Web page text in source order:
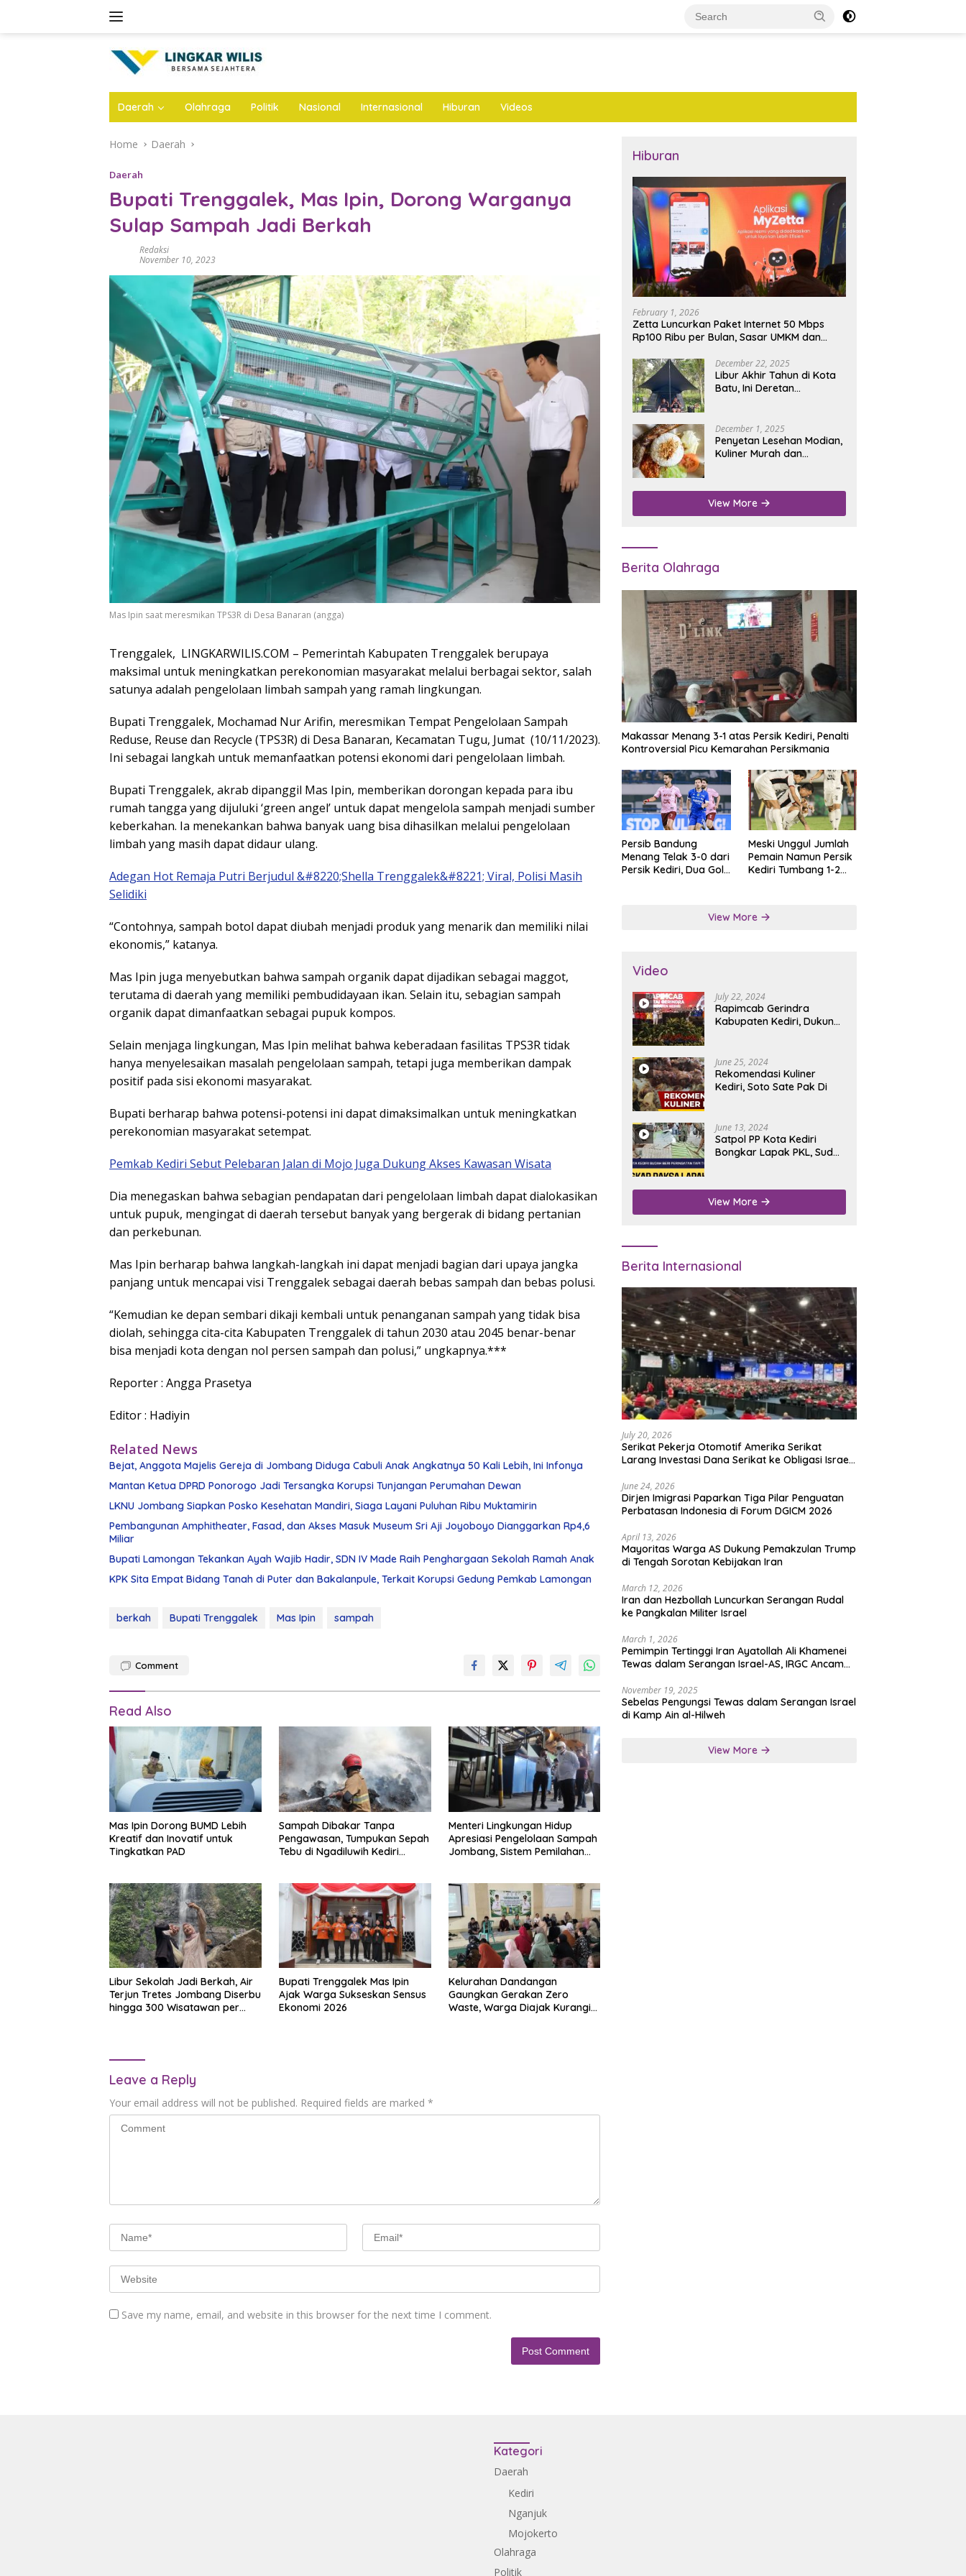
Daerah Olahraga Politik Nasional Internasional Hiburan Videos
Home Daerah
Daerah
Bupati Trenggalek, Mas Ipin, Dorong Warganya
Sulap Sampah Jadi Berkah
Redaksi
November 10, 2023
Mas Ipin saat meresmikan TPS3R di Desa Banaran (angga)
Trenggalek, LINGKARWILIS.COM – Pemerintah Kabupaten Trenggalek berupaya
maksimal untuk meningkatkan perekonomian masyarakat melalui berbagai sektor, salah
satunya adalah pengelolaan limbah sampah yang ramah lingkungan.
Bupati Trenggalek, Mochamad Nur Arifin, meresmikan Tempat Pengelolaan Sampah
Reduse, Reuse dan Recycle (TPS3R) di Desa Banaran, Kecamatan Tugu, Jumat (10/11/2023).
Ini sebagai langkah untuk memanfaatkan potensi ekonomi dari pengelolaan limbah.
Bupati Trenggalek, akrab dipanggil Mas Ipin, memberikan dorongan kepada para ibu
rumah tangga yang dijuluki ‘green angel’ untuk dapat mengelola sampah menjadi sumber
keberkahan. Ia menekankan bahwa banyak uang bisa dihasilkan melalui pengelolaan
limbah yang masih dapat didaur ulang.
Adegan Hot Remaja Putri Berjudul &#8220;Shella Trenggalek&#8221; Viral, Polisi Masih
Selidiki
“Contohnya, sampah botol dapat diubah menjadi produk yang menarik dan memiliki nilai
ekonomis,” katanya.
Mas Ipin juga menyebutkan bahwa sampah organik dapat dijadikan sebagai maggot,
terutama di daerah yang memiliki pembudidayaan ikan. Selain itu, sebagian sampah
organik dapat dimanfaatkan sebagai pupuk kompos.
Selain menjaga lingkungan, Mas Ipin melihat bahwa keberadaan fasilitas TPS3R tidak
hanya menyelesaikan masalah pengelolaan sampah, tetapi juga memberikan dampak
positif pada sisi ekonomi masyarakat.
Bupati berharap bahwa potensi-potensi ini dapat dimaksimalkan untuk meningkatkan
perekonomian masyarakat setempat.
Pemkab Kediri Sebut Pelebaran Jalan di Mojo Juga Dukung Akses Kawasan Wisata
Dia menegaskan bahwa sebagian pendapatan dari pengelolaan limbah dapat dialokasikan
untuk pupuk, mengingat di daerah tersebut banyak yang bergerak di bidang pertanian
dan perkebunan.
Mas Ipin berharap bahwa langkah-langkah ini dapat menjadi bagian dari upaya jangka
panjang untuk mencapai visi Trenggalek sebagai daerah bebas sampah dan bebas polusi.
“Kemudian ke depan sembari dikaji kembali untuk penanganan sampah yang tidak bisa
diolah, sehingga cita-cita Kabupaten Trenggalek di tahun 2030 atau 2045 benar-benar
bisa menjadi kota dengan nol persen sampah dan polusi,” ungkapnya.***
Reporter : Angga Prasetya
Editor : Hadiyin
Related News
Bejat, Anggota Majelis Gereja di Jombang Diduga Cabuli Anak Angkatnya 50 Kali Lebih, Ini Infonya
Mantan Ketua DPRD Ponorogo Jadi Tersangka Korupsi Tunjangan Perumahan Dewan
LKNU Jombang Siapkan Posko Kesehatan Mandiri, Siaga Layani Puluhan Ribu Muktamirin
Pembangunan Amphitheater, Fasad, dan Akses Masuk Museum Sri Aji Joyoboyo Dianggarkan Rp4,6
Miliar
Bupati Lamongan Tekankan Ayah Wajib Hadir, SDN IV Made Raih Penghargaan Sekolah Ramah Anak
KPK Sita Empat Bidang Tanah di Puter dan Bakalanpule, Terkait Korupsi Gedung Pemkab Lamongan
berkah Bupati Trenggalek Mas Ipin sampah
Comment
Read Also
Mas Ipin Dorong BUMD Lebih
Kreatif dan Inovatif untuk
Tingkatkan PAD
Sampah Dibakar Tanpa
Pengawasan, Tumpukan Sepah
Tebu di Ngadiluwih Kediri
Menteri Lingkungan Hidup
Apresiasi Pengelolaan Sampah
Jombang, Sistem Pemilahan
Libur Sekolah Jadi Berkah, Air
Terjun Tretes Jombang Diserbu
hingga 300 Wisatawan per
Bupati Trenggalek Mas Ipin
Ajak Warga Sukseskan Sensus
Ekonomi 2026
Kelurahan Dandangan
Gaungkan Gerakan Zero
Waste, Warga Diajak Kurangi
Leave a Reply
Your email address will not be published. Required fields are marked *
Save my name, email, and website in this browser for the next time I comment.
Hiburan
February 1, 2026
Zetta Luncurkan Paket Internet 50 Mbps
Rp100 Ribu per Bulan, Sasar UMKM dan
December 22, 2025
Libur Akhir Tahun di Kota
Batu, Ini Deretan
December 1, 2025
Penyetan Lesehan Modian,
Kuliner Murah dan
Nganjuk
View More
Berita Olahraga
Makassar Menang 3-1 atas Persik Kediri, Penalti
Kontroversial Picu Kemarahan Persikmania
Persib Bandung
Menang Telak 3-0 dari
Persik Kediri, Dua Gol
Meski Unggul Jumlah
Pemain Namun Persik
Kediri Tumbang 1-2
View More
Video
July 22, 2024
Rapimcab Gerindra
Kabupaten Kediri, Dukung
June 25, 2024
Rekomendasi Kuliner
Kediri, Soto Sate Pak Di
June 13, 2024
Satpol PP Kota Kediri
Bongkar Lapak PKL, Sudah
View More
Berita Internasional
July 20, 2026
Serikat Pekerja Otomotif Amerika Serikat
Larang Investasi Dana Serikat ke Obligasi Israel,
June 24, 2026
Dirjen Imigrasi Paparkan Tiga Pilar Penguatan
Perbatasan Indonesia di Forum DGICM 2026
April 13, 2026
Mayoritas Warga AS Dukung Pemakzulan Trump
di Tengah Sorotan Kebijakan Iran
March 12, 2026
Iran dan Hezbollah Luncurkan Serangan Rudal
ke Pangkalan Militer Israel
March 1, 2026
Pemimpin Tertinggi Iran Ayatollah Ali Khamenei
Tewas dalam Serangan Israel-AS, IRGC Ancam
November 19, 2025
Sebelas Pengungsi Tewas dalam Serangan Israel
di Kamp Ain al-Hilweh
View More
Kategori
Daerah
Kediri
Nganjuk
Mojokerto
Olahraga
Politik